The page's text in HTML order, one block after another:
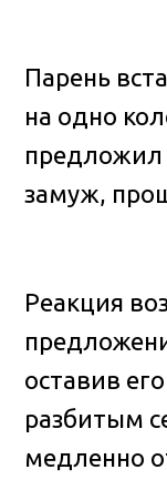
Парень
на одно
предложил
замуж,
Реакция
оставив
разбитым
медленно